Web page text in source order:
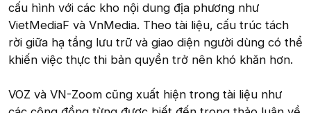
cấu hình với các kho nội dung địa phương như
VietMediaF và VnMedia. Theo tài liệu, cấu trúc tách
rời giữa hạ tầng lưu trữ và giao diện người dùng có thể
khiến việc thực thi bản quyền trở nên khó khăn hơn.
VOZ và VN-Zoom cũng xuất hiện trong tài liệu như